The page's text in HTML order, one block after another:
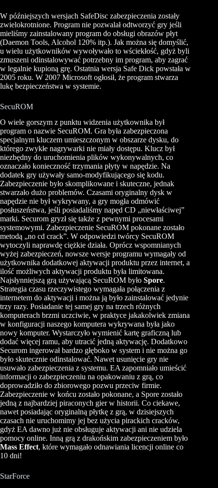
W późniejszych wersjach SafeDisc zabezpieczenia zostały
zwielokrotnione. Program nie pozwalał odtworzyć gry jeśli
mieliśmy zainstalowany program do obsługi obrazów płyt
(Daemon Tools, Alcohol 120% itp.). Jak można się domyślić,
u wielu użytkowników wywoływało to wściekłość, gdyż byli
zmuszeni odinstalowywać potrzebny im program, aby zagrać
w legalnie kupioną grę. Ostatnia wersja Safe Dick powstała w
2005 roku. W 2007 Microsoft ogłosił, że program stwarza
lukę bezpieczeństwa w systemie.
SecuROM
O wiele gorszym z punktu widzenia użytkownika był
program o nazwie SecuROM. Gra była zabezpieczona
specjalnym kluczem umieszczonym w obszarze dysku, do
którego zwykłe nagrywarki nie miały dostępu. Klucz był
niezbędny do uruchomienia plików wykonywalnych, co
oznaczało konieczność trzymania płyty w napędzie. Na
dodatek gry używały samo-modyfikującego się kodu.
Zabezpieczenie było skomplikowane i skuteczne, jednak
stwarzało dużo problemów. Czasami oryginalny dysk w
napędzie nie był wykrywany, a gry mogła odmówić
posłuszeństwa, jeśli posiadaliśmy napęd CD „niewłaściwej”
marki. Securom gryzł się także z pewnymi procesami
systemowymi. Zabezpieczenie SecuROM pokonane zostało
metodą „no cd crack”. W odpowiedzi twórcy SecuROM
wytoczyli naprawdę ciężkie działa. Oprócz wspomnianych
wyżej zabezpieczeń, nowsze wersje programu wymagały od
użytkownika dodatkowej aktywacji produktu przez internet, a
ilość możliwych aktywacji produktu była limitowana.
Najsłynniejszą grą używającą SecuROM było Spore.
Strategia czasu rzeczywistego wymagała połączenia z
internetem do aktywacji i można ją było zainstalować jedynie
trzy razy. Posiadanie tej samej gry na trzech różnych
komputerach brzmi uczciwie, w praktyce jakakolwiek zmiana
w konfiguracji naszego komputera wykrywana była jako
nowy komputer. Wystarczyło wymienić kartę graficzną lub
dodać więcej ramu, aby utracić jedną aktywację. Dodatkowo
Securom ingerował bardzo głęboko w system i nie można go
było skutecznie odinstalować. Nawet usunięcie gry nie
usuwało zabezpieczenia z systemu. EA zapomniało umieścić
informacji o zabezpieczeniu na opakowaniu z grą, co
doprowadziło do zbiorowego pozwu przeciw firmie.
Zabezpieczenie w końcu zostało pokonane, a Spore zostało
jedną z najbardziej piraconych gier w historii. Co ciekawe,
nawet posiadając oryginalną płytkę z grą, w dzisiejszych
czasach nie uruchomimy jej bez użycia pirackich cracków,
gdyż EA dawno już nie obsługuje aktywacji ani nie udziela
pomocy online. Inną grą z drakońskim zabezpieczeniem było
Mass Effect, które wymagało odnawiania licencji online co
10 dni!
StarForce